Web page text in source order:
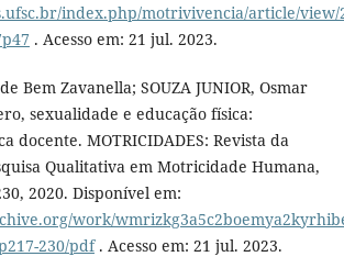
index.php/motrivivencia/article/view/
. Acesso em: 21 jul. 2023.
Bem Zavanella; SOUZA JUNIOR, Osmar
sexualidade e educação física:
docente. MOTRICIDADES: Revista da
Qualitativa em Motricidade Humana,
2020. Disponível em:
work/
230/pdf. Acesso em: 21 jul. 2023.